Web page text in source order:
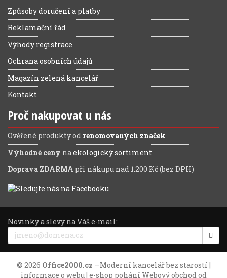
Způsoby doručení a platby
Reklamační řád
Výhody registrace
Ochrana osobních údajů
Magazín zelená kancelář
Kontakt
Proč nakupovat u nás
Ověřené produkty od renomovaných značek
Výhodné ceny naekologický sortiment
Doprava ZDARMA při nákupu nad 1.200 Kč (bez DPH)
Novinky a slevy na Váš e-mail:
© 2026 Office2000.cz —Moderní kancelář bez starostí |
informace o webu | e-shop pohání Webový obchod od